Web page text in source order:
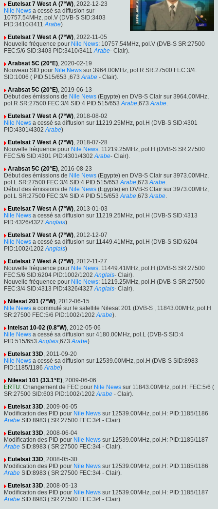
Eutelsat 7 West A (7°W), 2022-12-23
Nile News a cessé sa diffusion sur
10757.54MHz, pol.V (DVB-S SID:3403
PID:3410/3411 Arabe)
Eutelsat 7 West A (7°W), 2022-11-05
Nouvelle fréquence pour Nile News: 10757.54MHz, pol.V (DVB-S SR:27500
FEC:5/6 SID:3403 PID:3410/3411 Arabe- Clair).
Arabsat 5C (20°E), 2020-02-19
Nouveau SID pour Nile News sur 3964.00MHz, pol.R SR:27500 FEC:3/4:
SID:1006 ( PID:515/653 ,673Arabe - Clair).
Arabsat 5C (20°E), 2019-06-13
Début des émissions de Nile News (Egypte) en DVB-S Clair sur 3964.00MHz,
pol.R SR:27500 FEC:3/4 SID:4 PID:515/653 Arabe,673 Arabe.
Eutelsat 7 West A (7°W), 2018-08-02
Nile News a cessé sa diffusion sur 11219.25MHz, pol.H (DVB-S SID:4301
PID:4301/4302 Arabe)
Eutelsat 7 West A (7°W), 2018-07-28
Nouvelle fréquence pour Nile News: 11219.25MHz, pol.H (DVB-S SR:27500
FEC:5/6 SID:4301 PID:4301/4302 Arabe- Clair).
Arabsat 5C (20°E), 2016-08-23
Début des émissions de Nile News (Egypte) en DVB-S Clair sur 3973.00MHz,
pol.L SR:27500 FEC:3/4 SID:4 PID:515/653 Arabe,673 Arabe.
Début des émissions de Nile News (Egypte) en DVB-S Clair sur 3973.00MHz,
pol.L SR:27500 FEC:3/4 SID:4 PID:515/653 Arabe,673 Arabe.
Eutelsat 7 West A (7°W), 2013-01-03
Nile News a cessé sa diffusion sur 11219.25MHz, pol.H (DVB-S SID:4313
PID:4326/4327 Anglais)
Eutelsat 7 West A (7°W), 2012-12-07
Nile News a cessé sa diffusion sur 11449.41MHz, pol.H (DVB-S SID:6204
PID:1002/1202 Anglais)
Eutelsat 7 West A (7°W), 2012-11-27
Nouvelle fréquence pour Nile News: 11449.41MHz, pol.H (DVB-S SR:27500
FEC:5/6 SID:6204 PID:1002/1202 Anglais- Clair).
Nouvelle fréquence pour Nile News: 11219.25MHz, pol.H (DVB-S SR:27500
FEC:3/4 SID:4313 PID:4326/4327 Anglais- Clair).
Nilesat 201 (7°W), 2012-06-15
Nile News a commuté sur le satellite Nilesat 201 (DVB-S , 11843.00MHz, pol.H
SR:27500 FEC:5/6 PID:1002/1202 Arabe).
Intelsat 10-02 (0.8°W), 2012-05-06
Nile News a cessé sa diffusion sur 4180.00MHz, pol.L (DVB-S SID:4
PID:515/653 Anglais,673 Arabe)
Eutelsat 33D, 2011-09-20
Nile News a cessé sa diffusion sur 12539.00MHz, pol.H (DVB-S SID:8983
PID:1185/1186 Arabe)
Nilesat 101 (33.1°E), 2009-06-06
ERTU: Changement de FEC pour Nile News sur 11843.00MHz, pol.H: FEC:5/6 (
SR:27500 SID:603 PID:1002/1202 Arabe - Clair).
Eutelsat 33D, 2009-06-05
Modification des PID pour Nile News sur 12539.00MHz, pol.H: PID:1185/1186
Arabe SID:8983 ( SR:27500 FEC:3/4 - Clair).
Eutelsat 33D, 2008-06-04
Modification des PID pour Nile News sur 12539.00MHz, pol.H: PID:1185/1187
Arabe SID:8983 ( SR:27500 FEC:3/4 - Clair).
Eutelsat 33D, 2008-05-30
Modification des PID pour Nile News sur 12539.00MHz, pol.H: PID:1185/1186
Arabe SID:8983 ( SR:27500 FEC:3/4 - Clair).
Eutelsat 33D, 2008-05-13
Modification des PID pour Nile News sur 12539.00MHz, pol.H: PID:1185/1187
Arabe SID:8983 ( SR:27500 FEC:3/4 - Clair).